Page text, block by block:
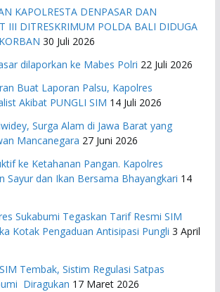
KAPOLRESTA DENPASAR DAN
III DITRESKRIMUM POLDA BALI DIDUGA
30 Juli 2026
dilaporkan ke Mabes Polri 22 Juli 2026
Buat Laporan Palsu, Kapolres
Akibat PUNGLI SIM 14 Juli 2026
Surga Alam di Jawa Barat yang
Mancanegara 27 Juni 2026
ke Ketahanan Pangan. Kapolres
Sayur dan Ikan Bersama Bhayangkari 14
Sukabumi Tegaskan Tarif Resmi SIM
Kotak Pengaduan Antisipasi Pungli 3 April
Tembak, Sistim Regulasi Satpas
Diragukan 17 Maret 2026